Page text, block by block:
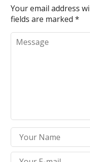
Your email address
fields are marked*